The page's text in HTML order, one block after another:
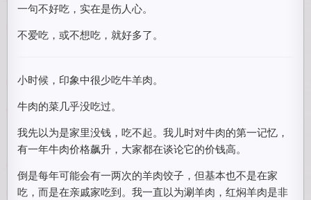
一句不好吃，实在是伤人心。
不爱吃，或不想吃，就好多了。
小时候，印象中很少吃牛羊肉。
牛肉的菜几乎没吃过。
我先以为是家里没钱，吃不起。我儿时对牛肉的第一记忆，
有一年牛肉价格飙升，大家都在谈论它的价钱高。
倒是每年可能会有一两次的羊肉饺子，但基本也不是在家
吃，而是在亲戚家吃到。我一直以为涮羊肉，红焖羊肉是非